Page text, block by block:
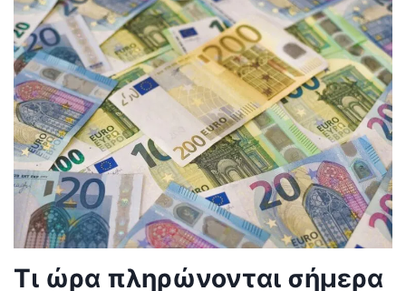
Τι ώρα πληρώνονται σήμερα